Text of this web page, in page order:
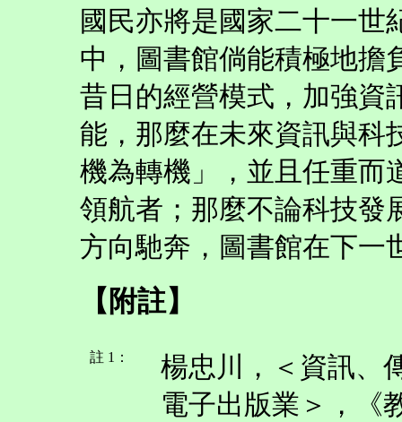
國民亦將是國家二十一世
中，圖書館倘能積極地擔
昔日的經營模式，加強資
能，那麼在未來資訊與科
機為轉機」，並且任重而
領航者；那麼不論科技發
方向馳奔，圖書館在下一
【附註】
註 1：
楊忠川，＜資訊、
電子出版業＞，《